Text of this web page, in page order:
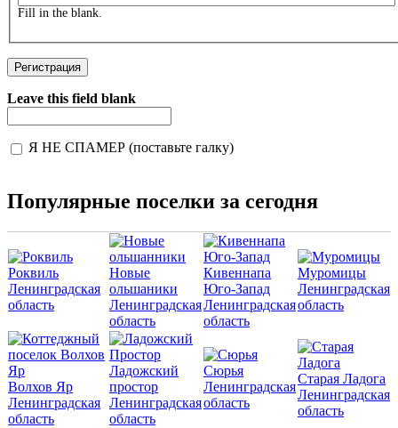
Fill in the blank.
Leave this field blank
Я НЕ СПАМЕР (поставьте галку)
Популярные поселки за сегодня
Роквиль
Ленинградская
область
Новые
ольшаники
Ленинградская
область
Кивеннапа
Юго-Запад
Ленинградская
область
Муромицы
Ленинградская
область
Волхов Яр
Ленинградская
область
Ладожский
простор
Ленинградская
область
Сюрья
Ленинградская
область
Старая Ладога
Ленинградская
область